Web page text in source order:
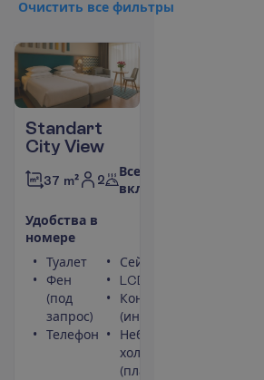
Очистить все фильтры
Standart
City View
37 m² 2
Все
включено
Удобства в
номере
Туалет
Фен
(под
запрос)
Телефон
Сейф
LCD телевизор
Кондиционер
(индивидуальный)
Небольшой
холодильник
(платно)